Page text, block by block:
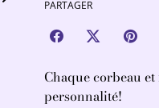
PARTAGER
Chaque corbeau
personnalité!